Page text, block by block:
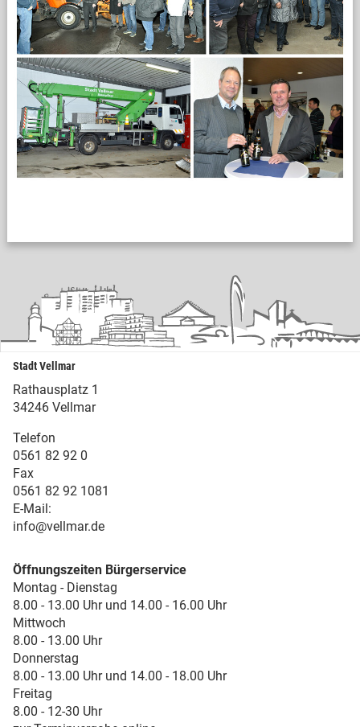
Stadt Vellmar
Rathausplatz 1
34246 Vellmar
Telefon
0561 82 92 0
Fax
0561 82 92 1081
E-Mail:
info@vellmar.de
Öffnungszeiten Bürgerservice
Montag - Dienstag
8.00 - 13.00 Uhr und 14.00 - 16.00 Uhr
Mittwoch
8.00 - 13.00 Uhr
Donnerstag
8.00 - 13.00 Uhr und 14.00 - 18.00 Uhr
Freitag
8.00 - 12-30 Uhr